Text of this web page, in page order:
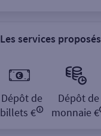
Les services proposés
Dépôt de
billets €
Dépôt de
monnaie €